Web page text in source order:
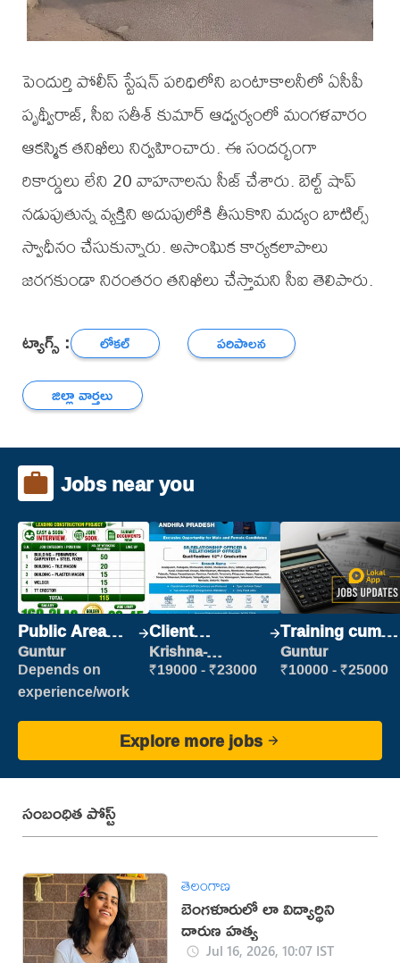
పెందుర్తి పోలీస్ స్టేషన్ పరిధిలోని బంటాకాలనీలో ఏసీపీ
పృథ్వీరాజ్, సీఐ సతీశ్ కుమార్ ఆధ్వర్యంలో మంగళవారం
ఆకస్మిక తనిఖీలు నిర్వహించారు. ఈ సందర్భంగా
రికార్డులు లేని 20 వాహనాలను సీజ్ చేశారు. బెల్ట్ షాప్
నడుపుతున్న వ్యక్తిని అదుపులోకి తీసుకొని మద్యం బాటిల్స్
స్వాధీనం చేసుకున్నారు. అసాంఘిక కార్యకలాపాలు
జరగకుండా నిరంతరం తనిఖీలు చేస్తామని సీఐ తెలిపారు.
ట్యాగ్స్ : లోకల్
పరిపాలన
జిల్లా వార్తలు
Jobs near you
Public Area
Cleaner
Guntur
Depends on
experience/work
Client
Relationship
Executive
Krishna-
vijayawada
₹19000 - ₹23000
Training cum
Placement
Guntur
₹10000 - ₹25000
Explore more jobs
సంబంధిత పోస్ట్
తెలంగాణ
బెంగళూరులో లా విద్యార్థిని
దారుణ హత్య
Jul 16, 2026, 10:07 IST